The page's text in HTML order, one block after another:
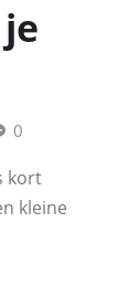
0
kort
kleine